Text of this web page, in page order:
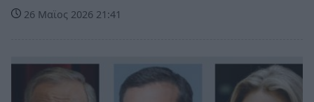
26 Μαϊος 2026 21:41